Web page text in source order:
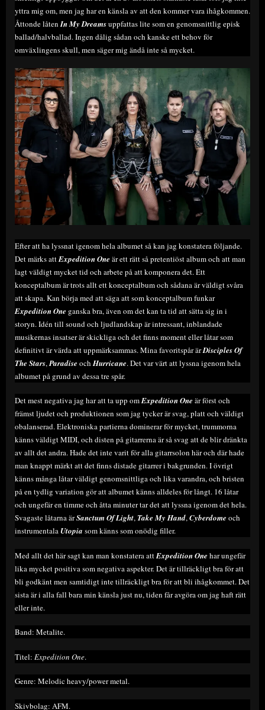
yttra mig om, men jag har en känsla av att den kommer vara ihågkommen.
Åttonde låtenIn My Dreamsuppfattas lite som en genomsnittlig episk
ballad/halvballad. Ingen dålig sådan och kanske ett behov för
omväxlingens skull, men säger mig ändå inte så mycket.
Efter att ha lyssnat igenom hela albumet så kan jag konstatera följande.
Det märks attExpedition One är ett rätt så pretentiöst album och att man
lagt väldigt mycket tid och arbete på att komponera det. Ett
konceptalbum är trots allt ett konceptalbum och sådana är väldigt svåra
att skapa. Kan börja med att säga att som konceptalbum funkar
Expedition One ganska bra, även om det kan ta tid att sätta sig in i
storyn. Idén till sound och ljudlandskap är intressant, inblandade
musikernas insatser är skickliga och det finns moment eller låtar som
definitivt är värda att uppmärksammas. Mina favoritspår ärDisciples Of
The Stars,Paradise ochHurricane. Det var värt att lyssna igenom hela
albumet på grund av dessa tre spår.
Det mest negativa jag har att ta upp omExpedition One är först och
främst ljudet och produktionen som jag tycker är svag, platt och väldigt
obalanserad. Elektroniska partierna dominerar för mycket, trummorna
känns väldigt MIDI, och disten på gitarrerna är så svag att de blir dränkta
av allt det andra. Hade det inte varit för alla gitarrsolon här och där hade
man knappt märkt att det finns distade gitarrer i bakgrunden. I övrigt
känns många låtar väldigt genomsnittliga och lika varandra, och bristen
på en tydlig variation gör att albumet känns alldeles för långt. 16 låtar
och ungefär en timme och åtta minuter tar det att lyssna igenom det hela.
Svagaste låtarna ärSanctum Of Light,Take My Hand,Cyberdome och
instrumentalaUtopia som känns som onödig filler.
Med allt det här sagt kan man konstatera attExpedition One har ungefär
lika mycket positiva som negativa aspekter. Det är tillräckligt bra för att
bli godkänt men samtidigt inte tillräckligt bra för att bli ihågkommet. Det
sista är i alla fall bara min känsla just nu, tiden får avgöra om jag haft rätt
eller inte.
Band: Metalite.
Titel: Expedition One.
Genre: Melodic heavy/power metal.
Skivbolag: AFM.